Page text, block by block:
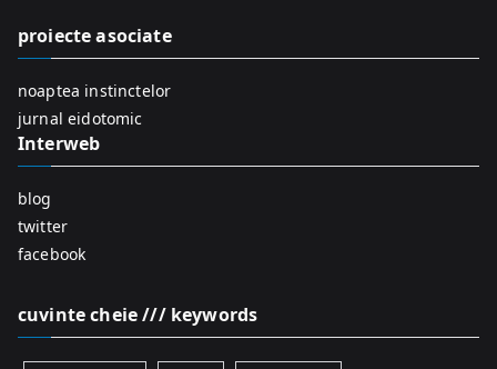
o
proiecte asociate
noaptea instinctelor
jurnal eidotomic
Interweb
blog
twitter
facebook
cuvinte cheie /// keywords